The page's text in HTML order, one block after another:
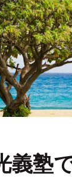
義塾